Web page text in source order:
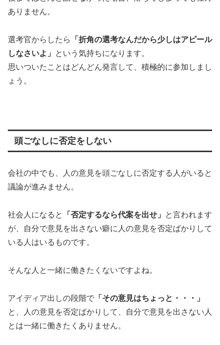
ありません。
選考官からしたら
「折角の選考なんだから少しはアピール
しなさいよ」
という気持ちになります。
思いついたことはどんどん発言して、積極的に参加しまし
ょう。
頭ごなしに否定をしない
会社の中でも、人の意見を頭ごなしに否定する人がいると
議論が進みません。
社会人になると 「否定するなら代案を出せ」
と言われます
が、自分で意見を出さない癖に人の意見を否定ばかりして
いる人はいるものです。
そんな人と一緒に働きたくないですよね。
アイディア出しの段階で 「その意見はちょっと・・・」
と、人の意見を否定ばかりして、自分で意見を出さない人
とは一緒に働きたくありません。